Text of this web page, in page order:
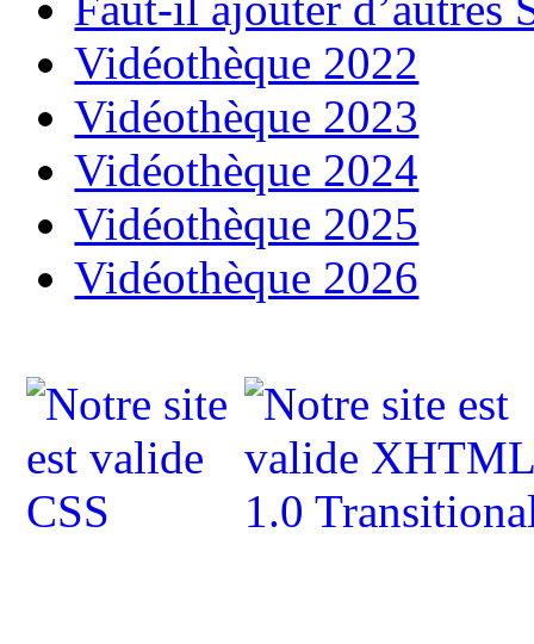
Vidéothèque 2022
Vidéothèque 2023
Vidéothèque 2024
Vidéothèque 2025
Vidéothèque 2026